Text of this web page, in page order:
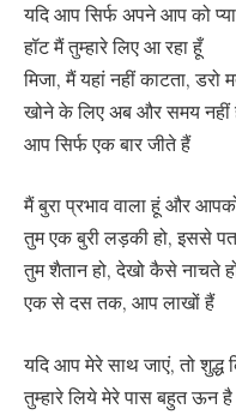
यदि आप सिर्फ अपने आप को
हॉट मैं तुम्हारे लिए आ रहा हूँ
मिजा, मैं यहां नहीं काटता, डरो
खोने के लिए अब और समय नहीं
आप सिर्फ एक बार जीते हैं
मैं बुरा प्रभाव वाला हूं और
तुम एक बुरी लड़की हो, इससे
तुम शैतान हो, देखो कैसे नाचते
एक से दस तक, आप लाखों हैं
यदि आप मेरे साथ जाएं, तो शुद्ध
तुम्हारे लिये मेरे पास बहुत ऊन है